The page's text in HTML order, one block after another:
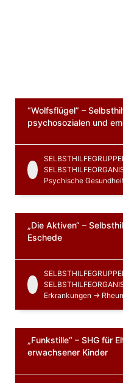
“Wolfsflügel” –
psychosozialen und
Psychische
„Die Aktiven“ –
Eschede
Erkrankungen ->
„Funkstille“ – SHG für
erwachsener Kinder